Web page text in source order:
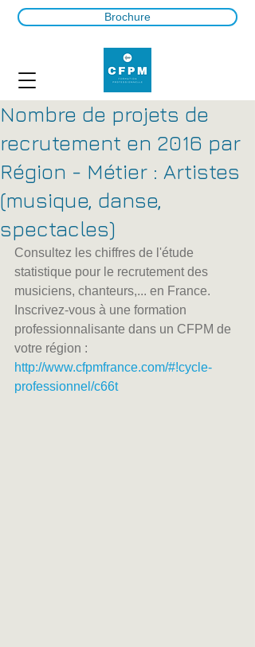
Brochure
Nombre de projets de
recrutement en 2016 par
Région - Métier : Artistes
(musique, danse,
spectacles)
Consultez les chiffres de l'étude
statistique pour le recrutement des
musiciens, chanteurs,... en France.
Inscrivez-vous à une formation
professionnalisante dans un CFPM de
votre région :
http://www.cfpmfrance.com/#!cycle-
professionnel/c66t